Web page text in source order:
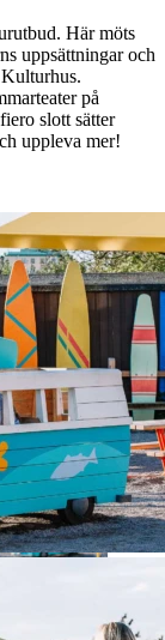
Här möts
uppsättningar och
på
slott sätter
uppleva mer!